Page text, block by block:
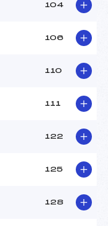
104
106
110
111
122
125
128